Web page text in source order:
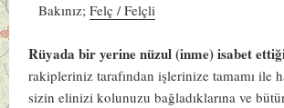
Bakınız;Felç / Felçli
Rüyada bir yerine nüzul (inme) isabet
rakipleriniz tarafından işlerinize tamamı ile
sizin elinizi kolunuzu bağladıklarına ve